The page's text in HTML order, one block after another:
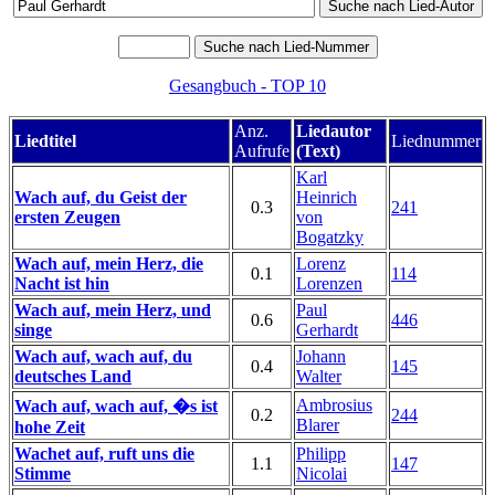
Gesangbuch - TOP 10
Liedtitel
Anz.
Aufrufe
Liedautor
(Text)
Liednummer
Wach auf, du Geist der
ersten Zeugen
0.3
Karl
Heinrich
von
Bogatzky
241
Wach auf, mein Herz, die
Nacht ist hin
0.1
Lorenz
Lorenzen
114
Wach auf, mein Herz, und
singe
0.6
Paul
Gerhardt
446
Wach auf, wach auf, du
deutsches Land
0.4
Johann
Walter
145
Wach auf, wach auf, �s ist
hohe Zeit
0.2
Ambrosius
Blarer
244
Wachet auf, ruft uns die
Stimme
1.1
Philipp
Nicolai
147